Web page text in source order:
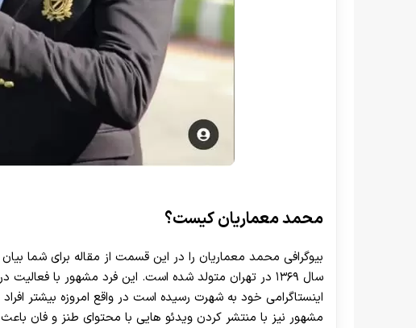
محمد معماریان کیست؟
سال ۱۳۶۹ در تهران متولد شده است. این فرد مشهور با
اینستاگرامی خود به شهرت رسیده است در واقع امروزه بیشتر
مشهور نیز با منتشر کردن ویدئو هایی با محتوای طنز و فان